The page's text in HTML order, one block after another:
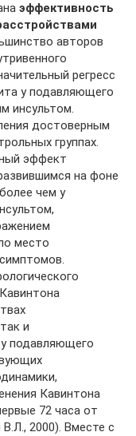
эффективность
авторов
регресс
у подавляющего
инсультом.
достоверным
группах.
эффект
на фоне
чем у
место
и
подавляющего
Кавинтона
72 часа от
2000). Вместе с